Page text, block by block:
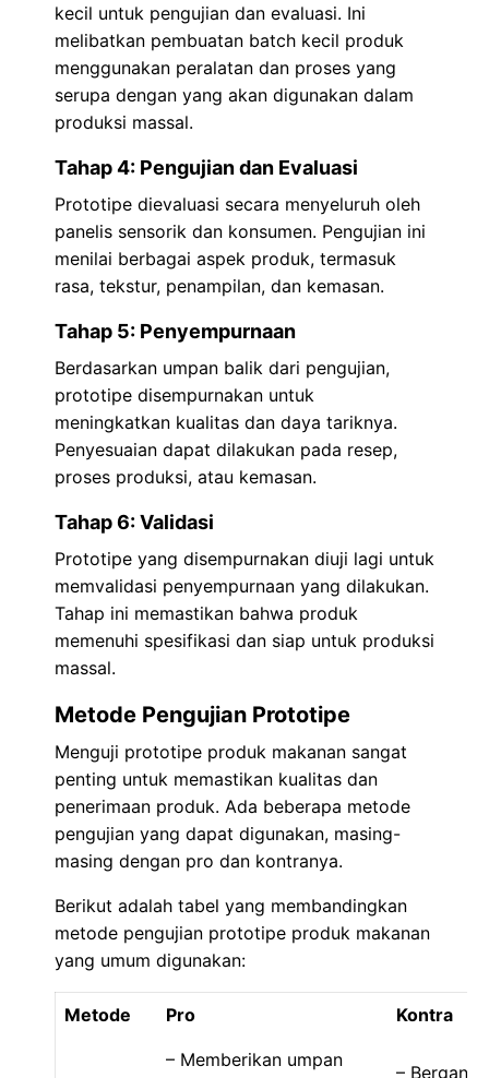
kecil untuk pengujian dan evaluasi. Ini
melibatkan pembuatan batch kecil produk
menggunakan peralatan dan proses yang
serupa dengan yang akan digunakan dalam
produksi massal.
Tahap 4: Pengujian dan Evaluasi
Prototipe dievaluasi secara menyeluruh oleh
panelis sensorik dan konsumen. Pengujian ini
menilai berbagai aspek produk, termasuk
rasa, tekstur, penampilan, dan kemasan.
Tahap 5: Penyempurnaan
Berdasarkan umpan balik dari pengujian,
prototipe disempurnakan untuk
meningkatkan kualitas dan daya tariknya.
Penyesuaian dapat dilakukan pada resep,
proses produksi, atau kemasan.
Tahap 6: Validasi
Prototipe yang disempurnakan diuji lagi untuk
memvalidasi penyempurnaan yang dilakukan.
Tahap ini memastikan bahwa produk
memenuhi spesifikasi dan siap untuk produksi
massal.
Metode Pengujian Prototipe
Menguji prototipe produk makanan sangat
penting untuk memastikan kualitas dan
penerimaan produk. Ada beberapa metode
pengujian yang dapat digunakan, masing-
masing dengan pro dan kontranya.
Berikut adalah tabel yang membandingkan
metode pengujian prototipe produk makanan
yang umum digunakan:
Metode Pro Kontra
– Memberikan umpan
–